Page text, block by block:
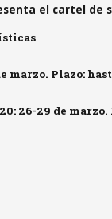
el cartel de
marzo. Plazo:
26-29 de marzo.